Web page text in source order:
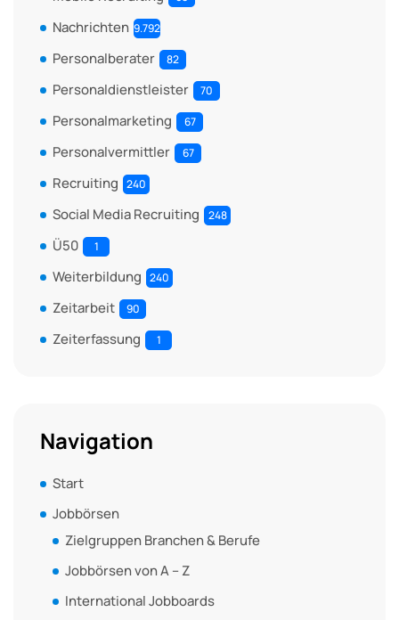
Nachrichten 9.792
Personalberater 82
Personaldienstleister 70
Personalmarketing 67
Personalvermittler 67
Recruiting 240
Social Media Recruiting 248
Ü50 1
Weiterbildung 240
Zeitarbeit 90
Zeiterfassung 1
Navigation
Start
Jobbörsen
Zielgruppen Branchen & Berufe
Jobbörsen von A – Z
International Jobboards